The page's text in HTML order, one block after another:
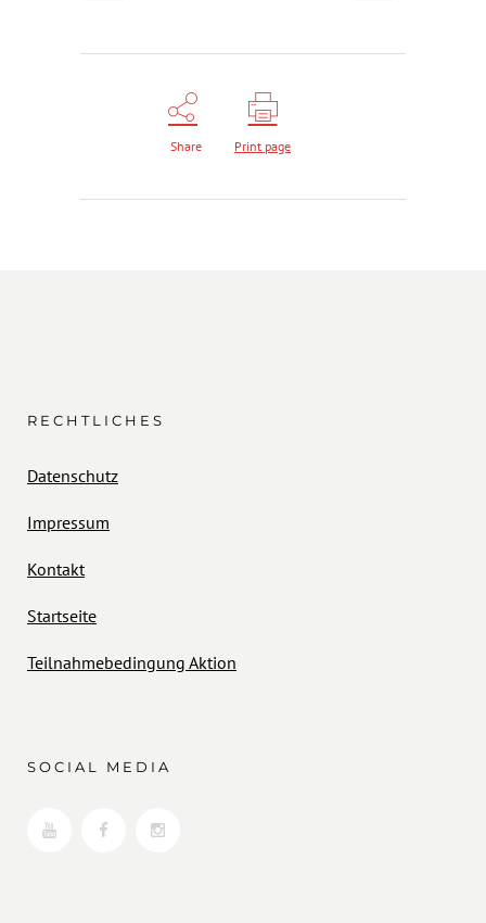
Share Print page
RECHTLICHES
Datenschutz
Impressum
Kontakt
Startseite
Teilnahmebedingung Aktion
SOCIAL MEDIA